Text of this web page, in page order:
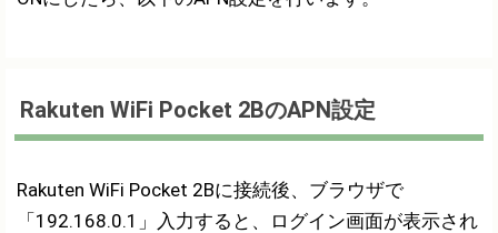
Rakuten WiFi Pocket 2BのAPN設定
Rakuten WiFi Pocket 2Bに接続後、ブラウザで
「192.168.0.1」入力すると、ログイン画面が表示され